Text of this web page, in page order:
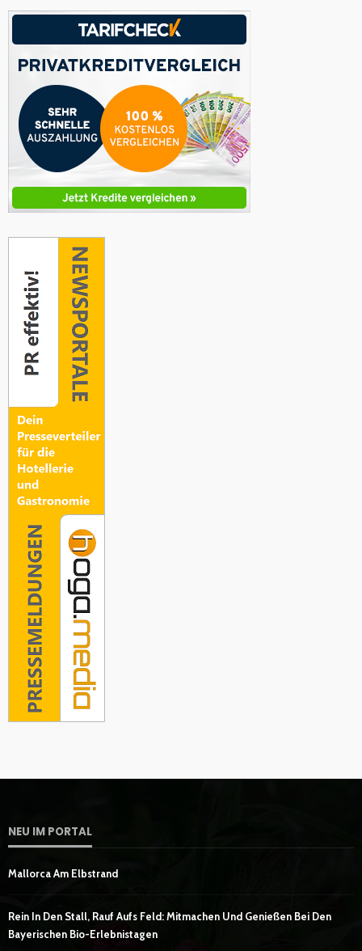
NEU IM PORTAL
Mallorca Am Elbstrand
Rein In Den Stall, Rauf Aufs Feld: Mitmachen Und Genießen Bei Den
Bayerischen Bio-Erlebnistagen